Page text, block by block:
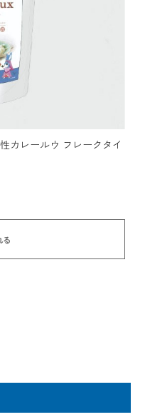
カレールウ フレークタイ
る